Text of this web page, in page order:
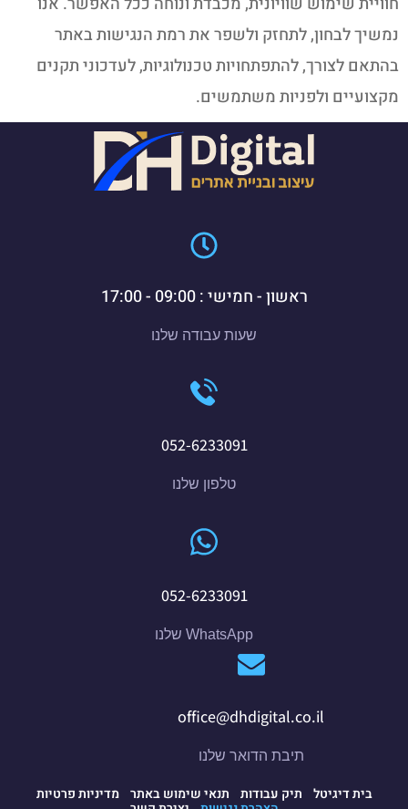
נמשיך לבחון, לתחזק ולשפר את רמת הנגישות באתר
בהתאם לצורך, להתפתחויות טכנולוגיות, לעדכוני תקנים
מקצועיים ולפניות משתמשים.
ראשון - חמישי : 09:00 - 17:00
שעות עבודה שלנו
052-6233091
טלפון שלנו
052-6233091
WhatsApp שלנו
office@dhdigital.co.il
תיבת הדואר שלנו
בית דיגיטל תיק עבודות תנאי שימוש באתר מדיניות פרטיות